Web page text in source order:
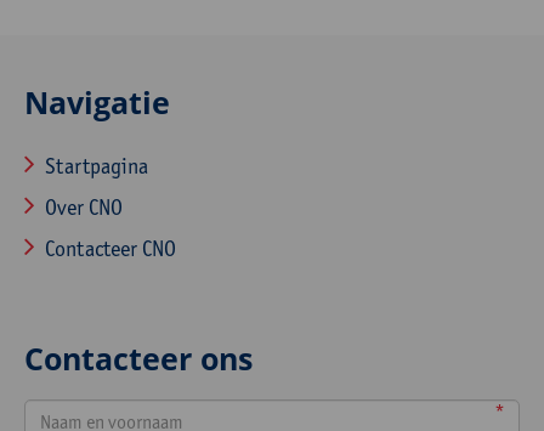
Navigatie
Startpagina
Over CNO
Contacteer CNO
Contacteer ons
*